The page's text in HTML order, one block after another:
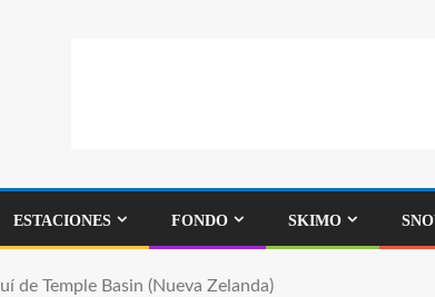
ESTACIONES FONDO SKIMO
de Temple Basin (Nueva Zelanda)